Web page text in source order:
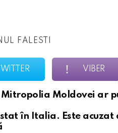
FALESTI
TWITTER VIBER
Mitropolia Moldovei ar
în Italia. Este acuzat